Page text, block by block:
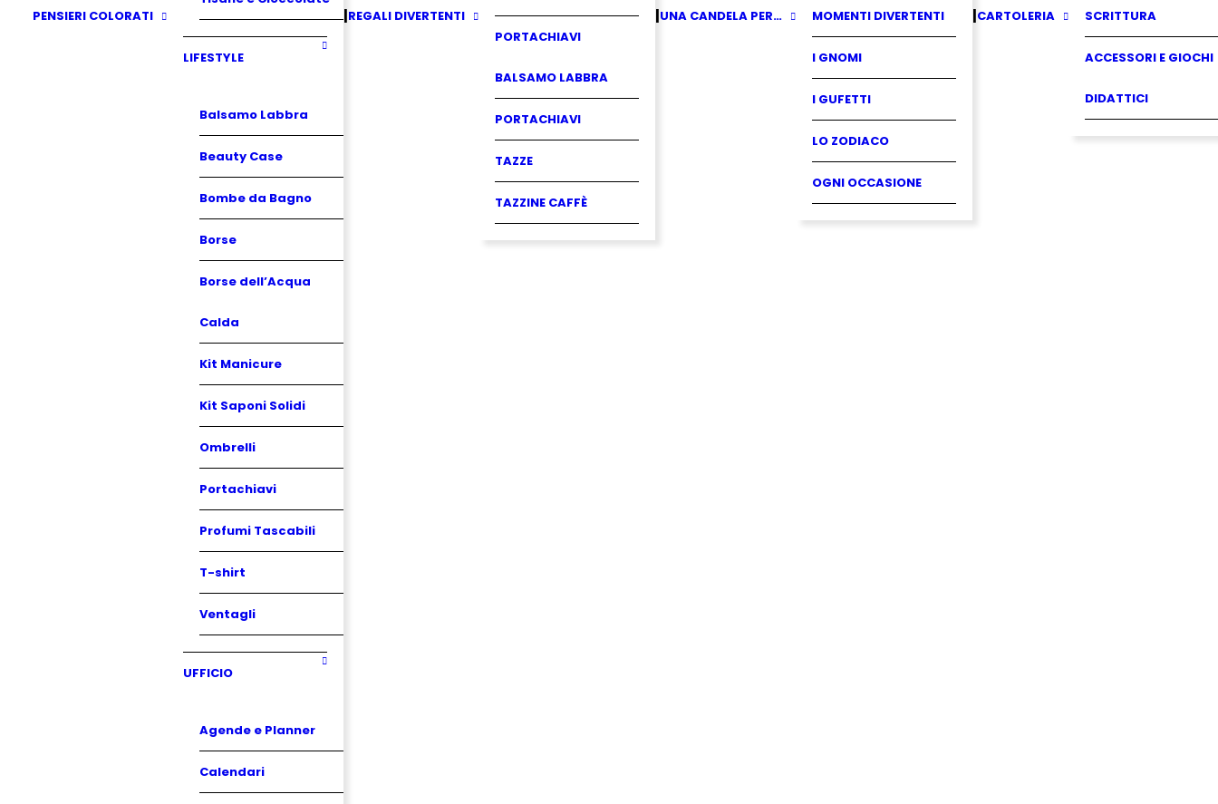
PENSIERI COLORATI
LIFESTYLE
Balsamo Labbra
Beauty Case
Bombe da Bagno
Borse
Borse dell’Acqua
Calda
Kit Manicure
Kit Saponi Solidi
Ombrelli
Portachiavi
Profumi Tascabili
T-shirt
Ventagli
UFFICIO
Agende e Planner
Calendari
REGALI DIVERTENTI
PORTACHIAVI
BALSAMO LABBRA
PORTACHIAVI
TAZZE
TAZZINE CAFFÈ
UNA CANDELA PER… MOMENTI DIVERTENTI
I GNOMI
I GUFETTI
LO ZODIACO
OGNI OCCASIONE
CARTOLERIA SCRITTURA
ACCESSORI E GIOCHI
DIDATTICI